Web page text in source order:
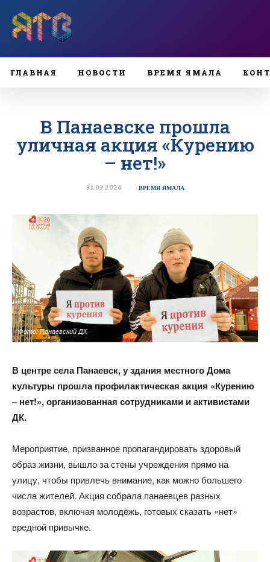
ГЛАВНАЯ НОВОСТИ ВРЕМЯ ЯМАЛА
В Панаевске прошла
уличная акция «Курению
– нет!»
31.03.2026 ВРЕМЯ ЯМАЛА
Фото: Панаевский ДК
В центре села Панаевск, у здания местного Дома
культуры прошла профилактическая акция «Курению
– нет!», организованная сотрудниками и активистами
ДК.
Мероприятие, призванное пропагандировать здоровый
образ жизни, вышло за стены учреждения прямо на
улицу, чтобы привлечь внимание, как можно большего
числа жителей. Акция собрала панаевцев разных
возрастов, включая молодёжь, готовых сказать «нет»
вредной привычке.